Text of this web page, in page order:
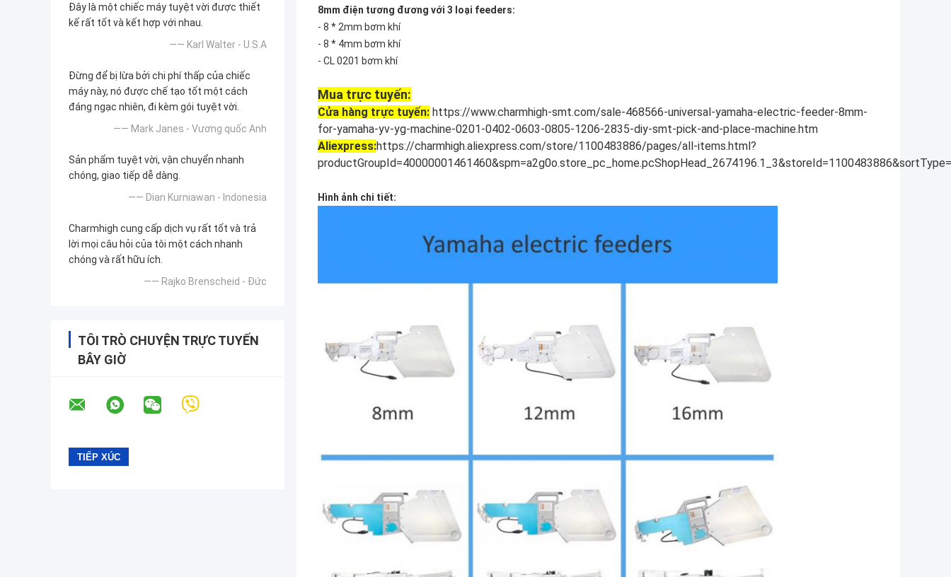
Đây là một chiếc máy tuyệt vời được thiết
kế rất tốt và kết hợp với nhau.
—— Karl Walter - U.S.A
Đừng để bị lừa bởi chi phí thấp của chiếc
máy này, nó được chế tạo tốt một cách
đáng ngạc nhiên, đi kèm gói tuyệt vời.
—— Mark Janes - Vương quốc Anh
Sản phẩm tuyệt vời, vận chuyển nhanh
chóng, giao tiếp dễ dàng.
—— Dian Kurniawan - Indonesia
Charmhigh cung cấp dịch vụ rất tốt và trả
lời mọi câu hỏi của tôi một cách nhanh
chóng và rất hữu ích.
—— Rajko Brenscheid - Đức
TÔI TRÒ CHUYỆN TRỰC TUYẾN
BÂY GIỜ
8mm điện tương đương với 3 loại feeders:
- 8 * 2mm bơm khí
- 8 * 4mm bơm khí
- CL 0201 bơm khí
Mua trực tuyến:
Cửa hàng trực tuyến: https://www.charmhigh-smt.com/sale-468566-universal-yamaha-electric-feeder-8mm-
for-yamaha-yv-yg-machine-0201-0402-0603-0805-1206-2835-diy-smt-pick-and-place-machine.htm
Aliexpress:https://charmhigh.aliexpress.com/store/1100483886/pages/all-items.html?
Hình ảnh chi tiết: